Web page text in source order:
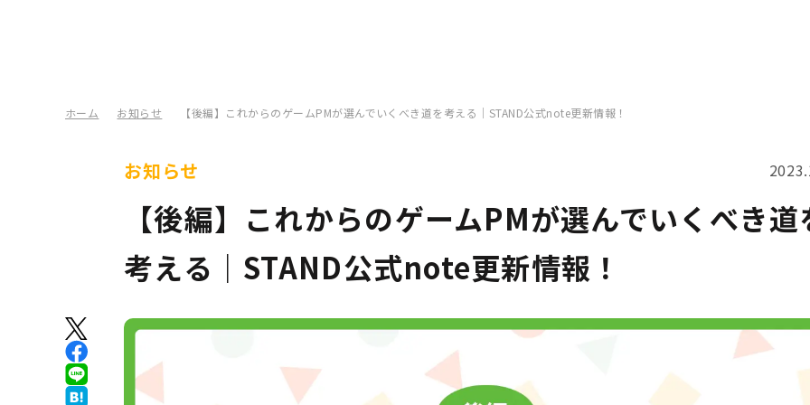
ホーム お知らせ 【後編】これからのゲームPMが選んでいくべき道を考える｜STAND公式note更新情報！
お知らせ
【後編】これからのゲームPMが選んでいくべき道
考える｜STAND公式note更新情報！